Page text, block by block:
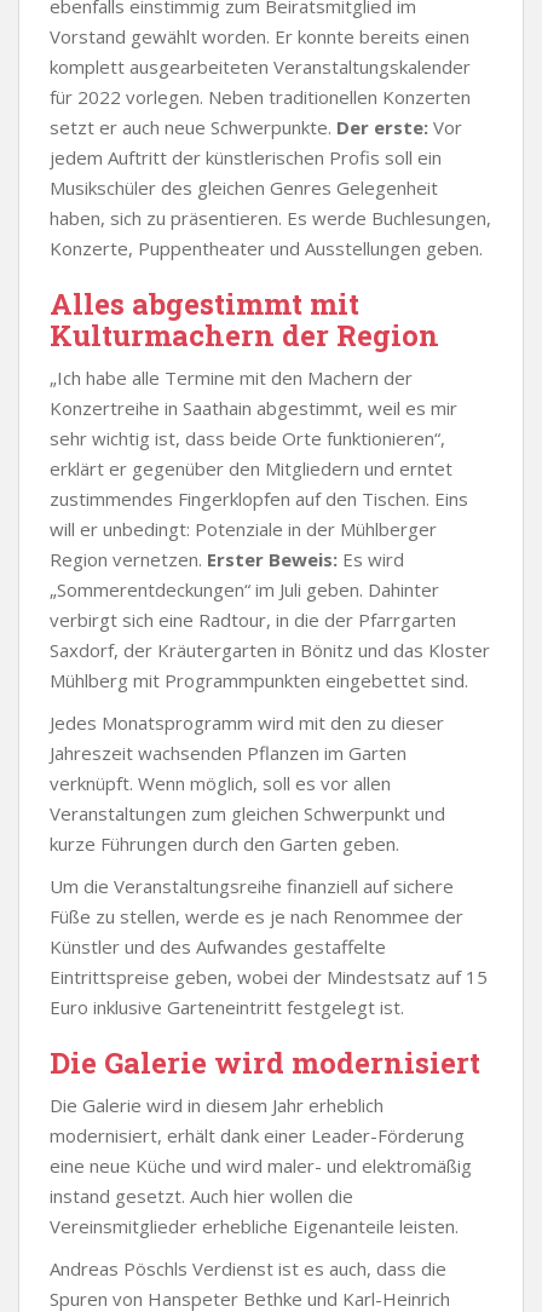
ebenfalls einstimmig zum Beiratsmitglied im
Vorstand gewählt worden. Er konnte bereits einen
komplett ausgearbeiteten Veranstaltungskalender
für 2022 vorlegen. Neben traditionellen Konzerten
setzt er auch neue Schwerpunkte. Der erste: Vor
jedem Auftritt der künstlerischen Profis soll ein
Musikschüler des gleichen Genres Gelegenheit
haben, sich zu präsentieren. Es werde Buchlesungen,
Konzerte, Puppentheater und Ausstellungen geben.
Alles abgestimmt mit
Kulturmachern der Region
„Ich habe alle Termine mit den Machern der
Konzertreihe in Saathain abgestimmt, weil es mir
sehr wichtig ist, dass beide Orte funktionieren“,
erklärt er gegenüber den Mitgliedern und erntet
zustimmendes Fingerklopfen auf den Tischen. Eins
will er unbedingt: Potenziale in der Mühlberger
Region vernetzen. Erster Beweis: Es wird
„Sommerentdeckungen“ im Juli geben. Dahinter
verbirgt sich eine Radtour, in die der Pfarrgarten
Saxdorf, der Kräutergarten in Bönitz und das Kloster
Mühlberg mit Programmpunkten eingebettet sind.
Jedes Monatsprogramm wird mit den zu dieser
Jahreszeit wachsenden Pflanzen im Garten
verknüpft. Wenn möglich, soll es vor allen
Veranstaltungen zum gleichen Schwerpunkt und
kurze Führungen durch den Garten geben.
Um die Veranstaltungsreihe finanziell auf sichere
Füße zu stellen, werde es je nach Renommee der
Künstler und des Aufwandes gestaffelte
Eintrittspreise geben, wobei der Mindestsatz auf 15
Euro inklusive Garteneintritt festgelegt ist.
Die Galerie wird modernisiert
Die Galerie wird in diesem Jahr erheblich
modernisiert, erhält dank einer Leader-Förderung
eine neue Küche und wird maler- und elektromäßig
instand gesetzt. Auch hier wollen die
Vereinsmitglieder erhebliche Eigenanteile leisten.
Andreas Pöschls Verdienst ist es auch, dass die
Spuren von Hanspeter Bethke und Karl-Heinrich